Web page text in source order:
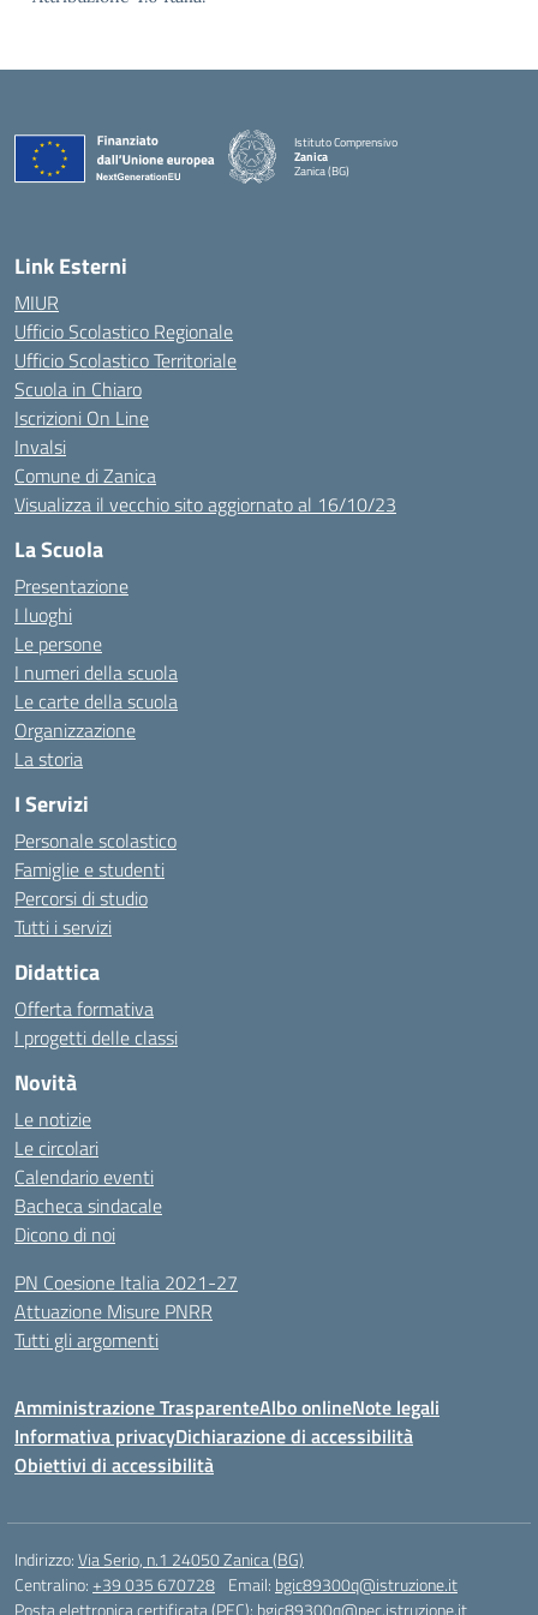
Istituto Comprensivo
Zanica
Zanica (BG)
Link Esterni
MIUR
Ufficio Scolastico Regionale
Ufficio Scolastico Territoriale
Scuola in Chiaro
Iscrizioni On Line
Invalsi
Comune di Zanica
Visualizza il vecchio sito aggiornato al 16/10/23
La Scuola
Presentazione
I luoghi
Le persone
I numeri della scuola
Le carte della scuola
Organizzazione
La storia
I Servizi
Personale scolastico
Famiglie e studenti
Percorsi di studio
Tutti i servizi
Didattica
Offerta formativa
I progetti delle classi
Novità
Le notizie
Le circolari
Calendario eventi
Bacheca sindacale
Dicono di noi
PN Coesione Italia 2021-27
Attuazione Misure PNRR
Tutti gli argomenti
Amministrazione TrasparenteAlbo onlineNote legali
Informativa privacyDichiarazione di accessibilità
Obiettivi di accessibilità
Indirizzo:Via Serio, n.1 24050 Zanica (BG)
Centralino:+39 035 670728 Email: bgic89300q@istruzione.it
Posta elettronica certificata (PEC): bgic89300q@pec.istruzione.it